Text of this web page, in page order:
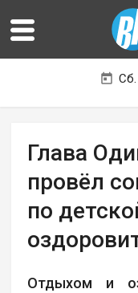
Сб.
Глава
провёл
по
Отдыхом и